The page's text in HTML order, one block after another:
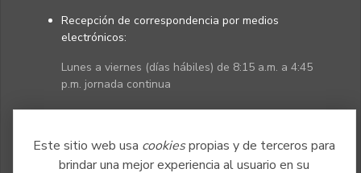
Este sitio web usa cookiespropias y de terceros para
brindar una mejor experiencia al usuario en su
Recepción de correspondencia por medios
electrónicos:
Lunes a viernes (días hábiles) de 8:15 a.m. a 4:45
p.m. jornada continua